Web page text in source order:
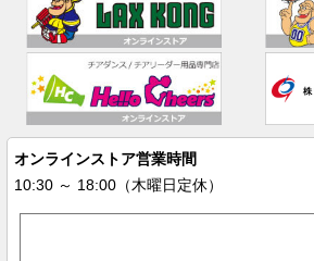
オンラインストア営業時間
10:30 ～ 18:00（木曜日定休）